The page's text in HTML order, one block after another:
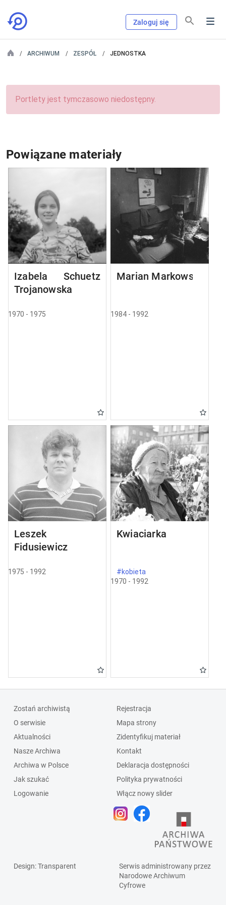
Zaloguj się
ARCHIWUM ZESPÓŁ JEDNOSTKA
Portlety jest tymczasowo niedostępny.
Powiązane materiały
Izabela Schuetz
Trojanowska
1970 - 1975
Marian Markowski
1984 - 1992
Leszek
Fidusiewicz
1975 - 1992
Kwiaciarka
#kobieta
1970 - 1992
Zostań archiwistą
O serwisie
Aktualności
Nasze Archiwa
Archiwa w Polsce
Jak szukać
Logowanie
Rejestracja
Mapa strony
Zidentyfikuj materiał
Kontakt
Deklaracja dostępności
Polityka prywatności
Włącz nowy slider
Design: Transparent
Serwis administrowany przez
Narodowe Archiwum
Cyfrowe